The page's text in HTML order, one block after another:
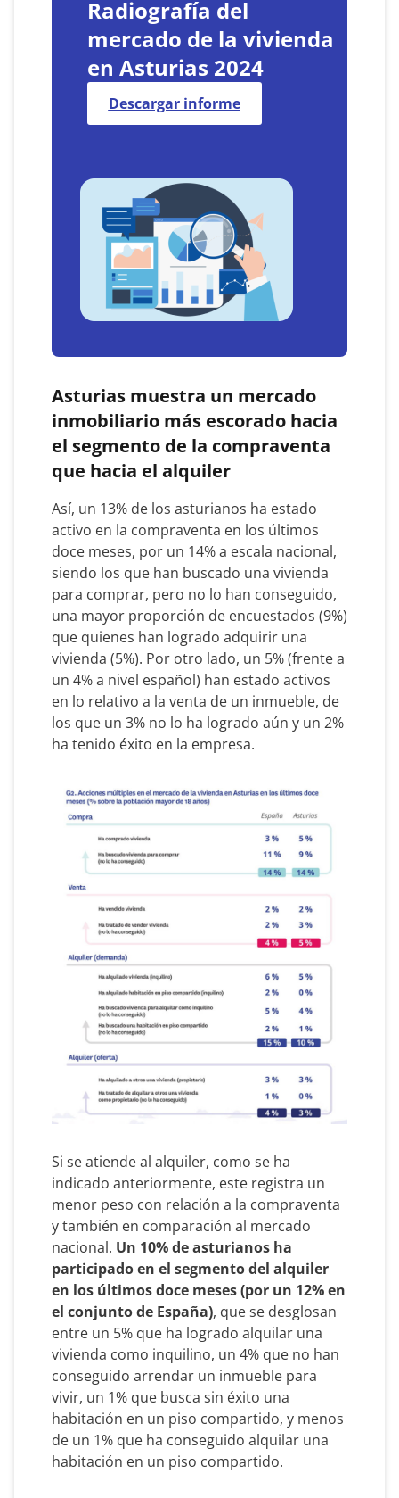
Radiografía del
mercado de la vivienda
en Asturias 2024
Descargar informe
Asturias muestra un mercado
inmobiliario más escorado hacia
el segmento de la compraventa
que hacia el alquiler
Así, un 13% de los asturianos ha estado
activo en la compraventa en los últimos
doce meses, por un 14% a escala nacional,
siendo los que han buscado una vivienda
para comprar, pero no lo han conseguido,
una mayor proporción de encuestados (9%)
que quienes han logrado adquirir una
vivienda (5%). Por otro lado, un 5% (frente a
un 4% a nivel español) han estado activos
en lo relativo a la venta de un inmueble, de
los que un 3% no lo ha logrado aún y un 2%
ha tenido éxito en la empresa.
Si se atiende al alquiler, como se ha
indicado anteriormente, este registra un
menor peso con relación a la compraventa
y también en comparación al mercado
nacional. Un 10% de asturianos ha
participado en el segmento del alquiler
en los últimos doce meses (por un 12% en
el conjunto de España), que se desglosan
entre un 5% que ha logrado alquilar una
vivienda como inquilino, un 4% que no han
conseguido arrendar un inmueble para
vivir, un 1% que busca sin éxito una
habitación en un piso compartido, y menos
de un 1% que ha conseguido alquilar una
habitación en un piso compartido.